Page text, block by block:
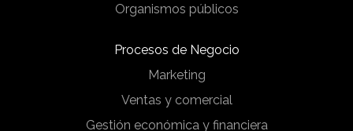
Organismos públicos
Procesos de Negocio
Marketing
Ventas y comercial
Gestión económica y financiera